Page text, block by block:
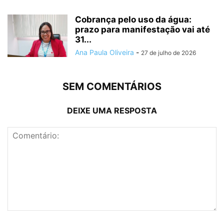
Cobrança pelo uso da água:
prazo para manifestação vai até
31...
Ana Paula Oliveira - 27 de julho de 2026
SEM COMENTÁRIOS
DEIXE UMA RESPOSTA